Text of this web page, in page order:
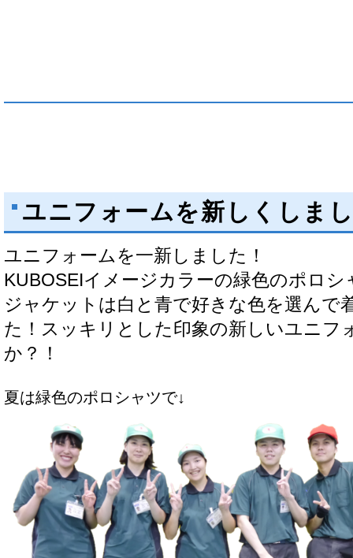
ユニフォームを新しくしま
ユニフォームを一新しました！
KUBOSEIイメージカラーの緑色のポロ
ジャケットは白と青で好きな色を選んで
た！スッキリとした印象の新しいユニフ
か？！
夏は緑色のポロシャツで↓